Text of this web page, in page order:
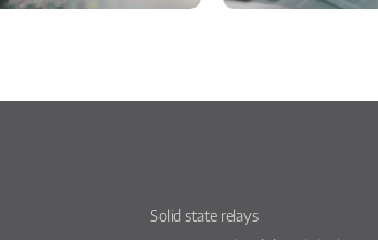
Solid state relays